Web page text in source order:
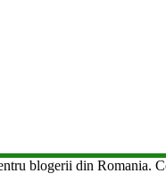
blogerii din Romania.